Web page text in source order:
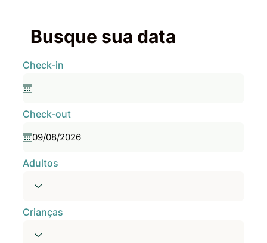
Busque sua data
Check-in
Check-out
Adultos
Crianças